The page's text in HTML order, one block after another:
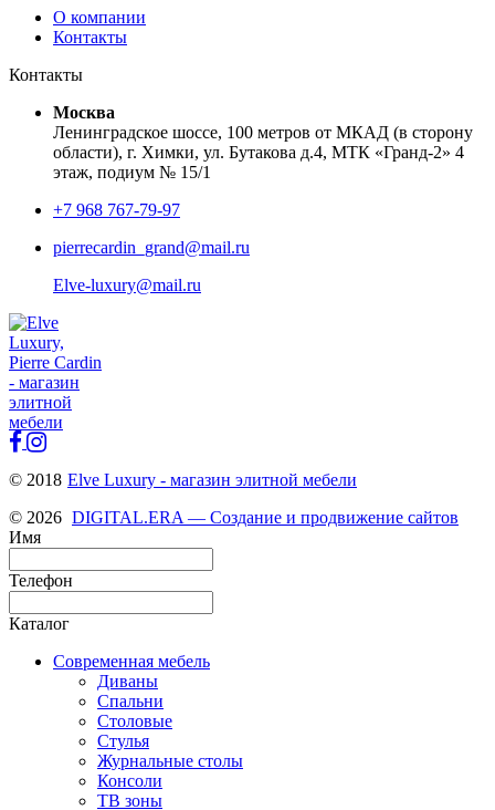
О компании
Контакты
Контакты
Москва
Ленинградское шоссе, 100 метров от МКАД (в сторону
области), г. Химки, ул. Бутакова д.4, МТК «Гранд-2» 4
этаж, подиум № 15/1
+7 968 767-79-97
pierrecardin_grand@mail.ru
Elve-luxury@mail.ru
© 2018 Elve Luxury - магазин элитной мебели
© 2026 DIGITAL.ERA — Создание и продвижение сайтов
Имя
Телефон
Каталог
Современная мебель
Диваны
Спальни
Столовые
Стулья
Журнальные столы
Консоли
ТВ зоны